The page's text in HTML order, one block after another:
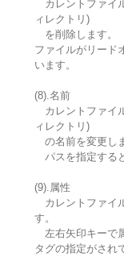
カレントファイ
ィレクトリ)
を削除します。
ファイルがリード
います。
(8).名前
カレントファイ
ィレクトリ)
の名前を変更し
パスを指定する
(9).属性
カレントファイ
す。
左右矢印キーで
タグの指定がされ